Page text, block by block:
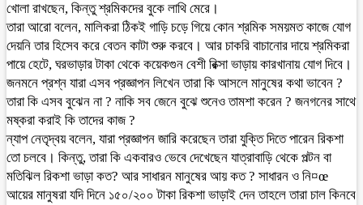
খোলা রাখছেন, কিন্তু শ্রমিকদের বুকে লাথি মেরে।
তারা আরো বলেন, মালিকরা ঠিকই গাড়ি চড়ে গিয়ে কোন শ্রমিক সময়মত কাজে যোগ
দেয়নি তার হিসেব করে বেতন কাটা শুরু করবে। আর চাকরি বাচানোর দায়ে শ্রমিকরা
পায়ে হেটে, ঘরভাড়ার টাকা থেকে কয়েকগুন বেশী রিক্সা ভাড়ায় কারখানায় যোগ দিবে।
জনমনে প্রশ্ন যারা এসব প্রজ্ঞাপন লিখেন তারা কি আসলে মানুষের কথা ভাবেন ?
তারা কি এসব বুঝেন না ? নাকি সব জেনে বুঝে শুনেও তামশা করেন ? জনগনের সাথে
মষ্করা করাই কি তাদের কাজ ?
ন্যাপ নেতৃদ্বয় বলেন, যারা প্রজ্ঞাপন জারি করেছেন তারা যুক্তি দিতে পারেন রিকশা
তো চলবে। কিন্তু, তারা কি একবারও ভেবে দেখেছেন যাত্রাবাড়ি থেকে পল্টন বা
মতিঝিল রিকশা ভাড়া কত? আর সাধারন মানুষের আয় কত ? সাধারন ও নি¤œ
আয়ের মানুষরা যদি দিনে ১৫০/২০০ টাকা রিকশা ভাড়াই দেন তাহলে তারা চাল কিনবে